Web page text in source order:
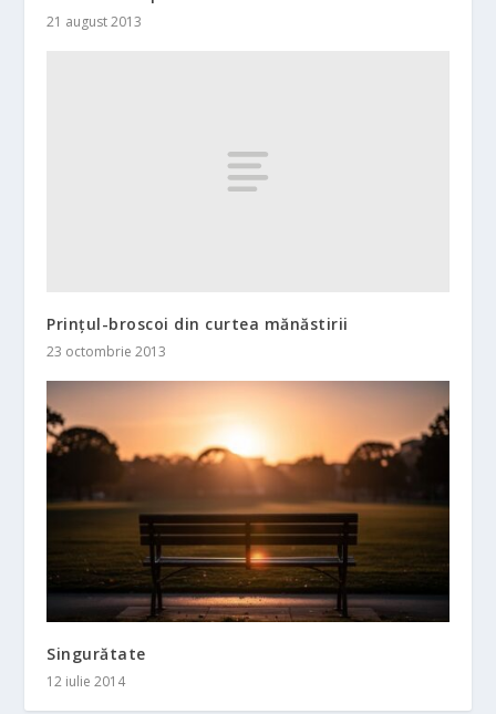
21 august 2013
Prințul-broscoi din curtea mănăstirii
23 octombrie 2013
Singurătate
12 iulie 2014